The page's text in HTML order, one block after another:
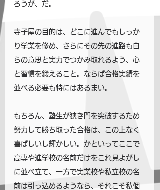
ろうが、だ。
寺子屋の目的は、どこに進んでもしっか
り学業を修め、さらにその先の進路も自
らの意思と実力でつかみ取れるよう、心
と習慣を鍛えること。ならば合格実績を
並べる必要も特にはあるまい。
もちろん、塾生が狭き門を突破するため
努力して勝ち取った合格は、この上なく
喜ばしいし輝かしい。かといってここで
高専や進学校の名前だけをこれ見よがし
に並べ立て、一方で実業校や私立校の名
前は引っ込めるようなら、それこそ私個